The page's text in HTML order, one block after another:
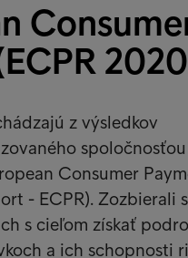
z výsledkov
spoločnosťou
Consumer
- ECPR). Zozbierali
s cieľom získať
a ich schopnosti